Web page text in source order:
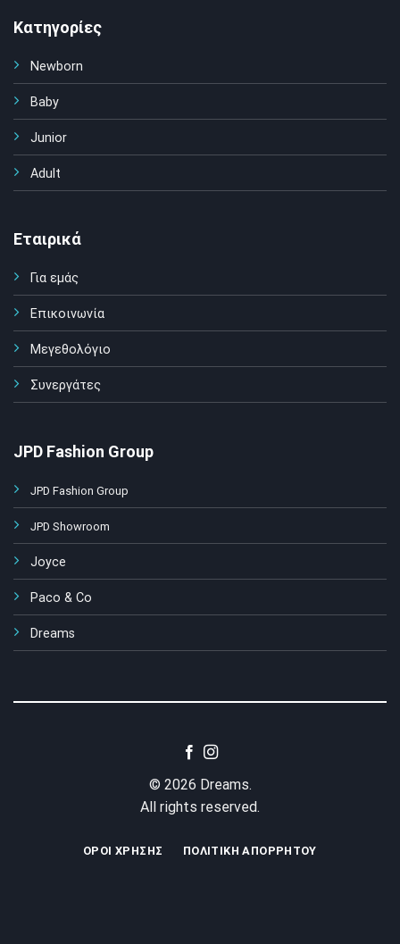
Κατηγορίες
Newborn
Baby
Junior
Adult
Εταιρικά
Για εμάς
Επικοινωνία
Μεγεθολόγιο
Συνεργάτες
JPD Fashion Group
JPD Fashion Group
JPD Showroom
Joyce
Paco & Co
Dreams
© 2026 Dreams.
All rights reserved.
ΌΡΟΙ ΧΡΉΣΗΣ ΠΟΛΙΤΙΚΉ ΑΠΟΡΡΉΤΟΥ